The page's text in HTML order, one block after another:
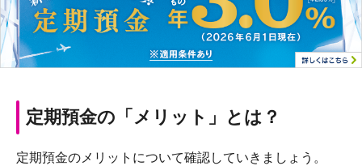
定期預金の「メリット」とは？
定期預金のメリットについて確認していきましょう。